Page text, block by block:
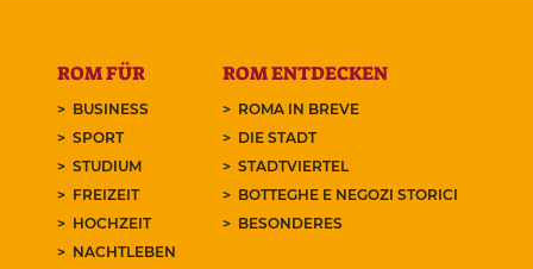
ROM FÜR
BUSINESS
SPORT
STUDIUM
FREIZEIT
HOCHZEIT
NACHTLEBEN
ROM ENTDECKEN
ROMA IN BREVE
DIE STADT
STADTVIERTEL
BOTTEGHE E NEGOZI STORICI
BESONDERES